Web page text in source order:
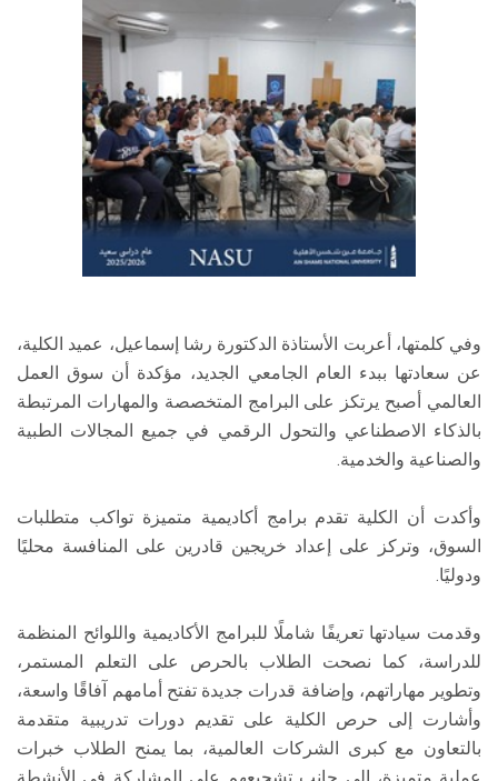
وفي كلمتها، أعربت الأستاذة الدكتورة رشا إسماعيل، عميد الكلية،
عن سعادتها ببدء العام الجامعي الجديد، مؤكدة أن سوق العمل
العالمي أصبح يرتكز على البرامج المتخصصة والمهارات المرتبطة
بالذكاء الاصطناعي والتحول الرقمي في جميع المجالات الطبية
والصناعية والخدمية.
وأكدت أن الكلية تقدم برامج أكاديمية متميزة تواكب متطلبات
السوق، وتركز على إعداد خريجين قادرين على المنافسة محليًا
ودوليًا.
وقدمت سيادتها تعريفًا شاملًا للبرامج الأكاديمية واللوائح المنظمة
للدراسة، كما نصحت الطلاب بالحرص على التعلم المستمر،
وتطوير مهاراتهم، وإضافة قدرات جديدة تفتح أمامهم آفاقًا واسعة،
وأشارت إلى حرص الكلية على تقديم دورات تدريبية متقدمة
بالتعاون مع كبرى الشركات العالمية، بما يمنح الطلاب خبرات